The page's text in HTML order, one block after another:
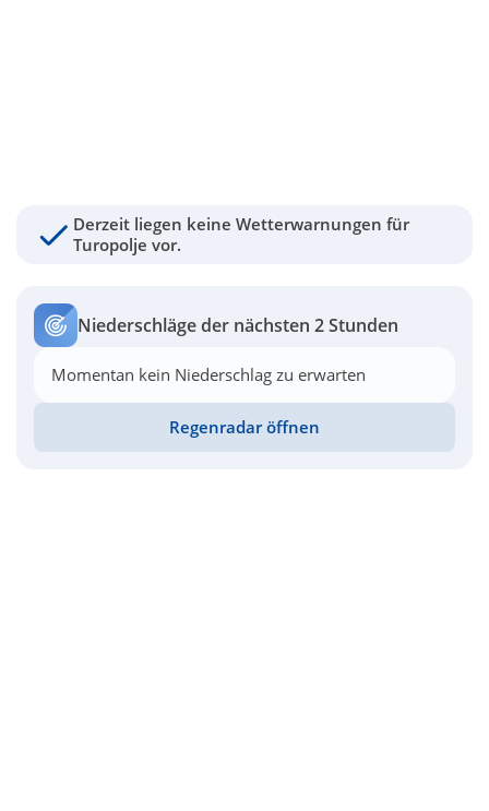
Derzeit liegen keine Wetterwarnungen für
Turopolje vor.
Niederschläge der nächsten 2 Stunden
Momentan kein Niederschlag zu erwarten
Regenradar öffnen